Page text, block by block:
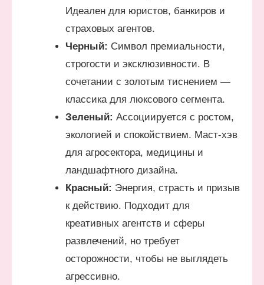
Идеален для юристов, банкиров и
страховых агентов.
Черный: Символ премиальности,
строгости и эксклюзивности. В
сочетании с золотым тиснением —
классика для люксового сегмента.
Зеленый: Ассоциируется с ростом,
экологией и спокойствием. Маст-хэв
для агросектора, медицины и
ландшафтного дизайна.
Красный: Энергия, страсть и призыв
к действию. Подходит для
креативных агентств и сферы
развлечений, но требует
осторожности, чтобы не выглядеть
агрессивно.